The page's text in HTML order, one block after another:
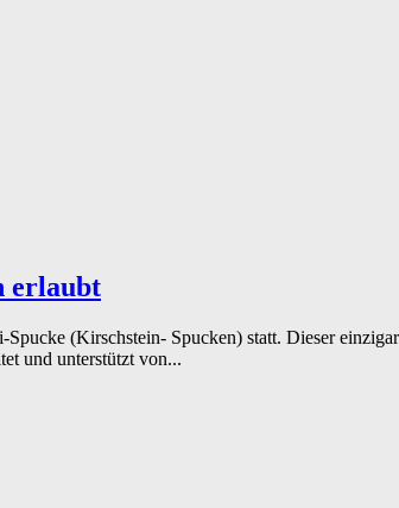
erlaubt
(Kirschstein- Spucken) statt. Dieser
und unterstützt von...